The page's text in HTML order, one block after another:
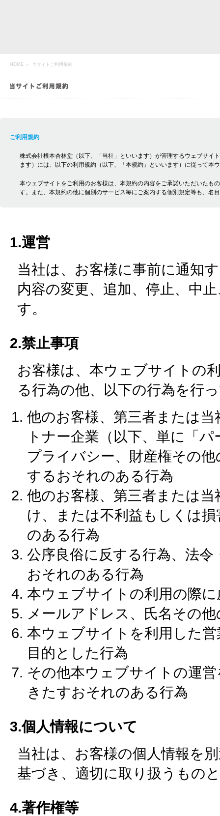
HOME ＞ 当サイトご利用規約
ご利用規約
株式会社根本杏林堂（以下、「当社」といいます）が管理するウェブサイ
ます）には、以下の利用規約（以下、「本規約」といいます）に従って本
本ウェブサイトをご利用のお客様は、本規約の内容をご承諾いただいたも
す。また、本規約の他に個別のサービス毎にご案内する個別規定等も、名
1.運営
当社は、お客様に事前に通知
内容の変更、追加、停止、中
す。
2.禁止事項
お客様は、本ウェブサイトの
る行為の他、以下の行為を行
他のお客様、第三者または
トナー企業（以下、単に「
プライバシー、財産権その
するおそれのある行為
他のお客様、第三者または
け、または不利益もしくは
のある行為
公序良俗に反する行為、法
おそれのある行為
本ウェブサイトの利用の際
メールアドレス、氏名その
本ウェブサイトを利用した
目的とした行為
その他本ウェブサイトの運
きたすおそれのある行為
3.個人情報について
当社は、お客様の個人情報を
基づき、適切に取り扱うもの
4.著作権等